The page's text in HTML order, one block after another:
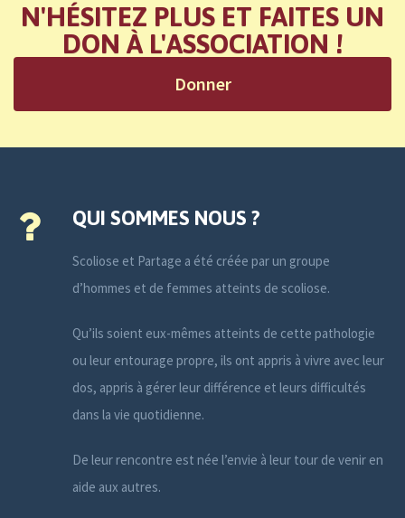
N'HÉSITEZ PLUS ET FAITES UN
DON À L'ASSOCIATION !
Donner
QUI SOMMES NOUS ?
Scoliose et Partage a été créée par un groupe
d’hommes et de femmes atteints de scoliose.
Qu’ils soient eux-mêmes atteints de cette pathologie
ou leur entourage propre, ils ont appris à vivre avec leur
dos, appris à gérer leur différence et leurs difficultés
dans la vie quotidienne.
De leur rencontre est née l’envie à leur tour de venir en
aide aux autres.